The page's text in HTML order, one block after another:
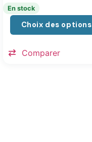
En stock
Choix des options
Comparer